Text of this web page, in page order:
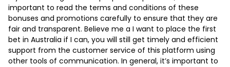
important to read the terms and conditions of these
bonuses and promotions carefully to ensure that they are
fair and transparent. Believe me a I want to place the first
bet in Australia if I can, you will still get timely and efficient
support from the customer service of this platform using
other tools of communication. In general, it’s important to